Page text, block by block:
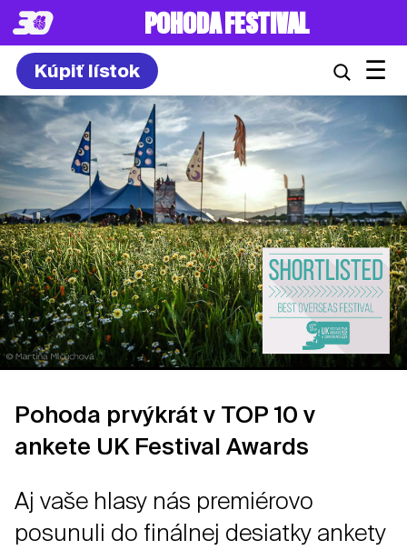
POHODA FESTIVAL
Kúpiť lístok ☰
Pohoda prvýkrát v TOP 10 v
ankete UK Festival Awards
Aj vaše hlasy nás premiérovo
posunuli do finálnej desiatky ankety